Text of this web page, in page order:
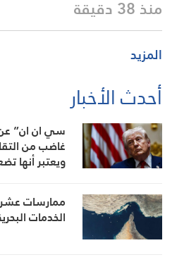
منذ 38 دقيقة
المزيد
أحدث الأخبار
سي ان ان”
غاضب من
ويعتبر
ممارسات
الخدمات